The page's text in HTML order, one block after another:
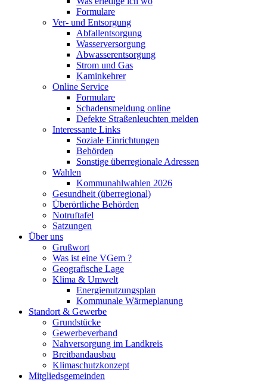
Formulare
Ver- und Entsorgung
Abfallentsorgung
Wasserversorgung
Abwasserentsorgung
Strom und Gas
Kaminkehrer
Online Service
Formulare
Schadensmeldung online
Defekte Straßenleuchten melden
Interessante Links
Soziale Einrichtungen
Behörden
Sonstige überregionale Adressen
Wahlen
Kommunahlwahlen 2026
Gesundheit (überregional)
Überörtliche Behörden
Notruftafel
Satzungen
Über uns
Grußwort
Was ist eine VGem ?
Geografische Lage
Klima & Umwelt
Energienutzungsplan
Kommunale Wärmeplanung
Standort & Gewerbe
Grundstücke
Gewerbeverband
Nahversorgung im Landkreis
Breitbandausbau
Klimaschutzkonzept
Mitgliedsgemeinden